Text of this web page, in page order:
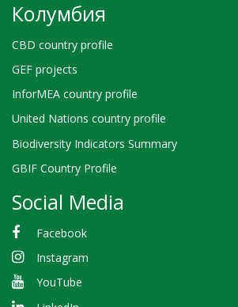
Колумбия
CBD country profile
GEF projects
InforMEA country profile
United Nations country profile
Biodiversity Indicators Summary
GBIF Country Profile
Social Media
Facebook
Instagram
YouTube